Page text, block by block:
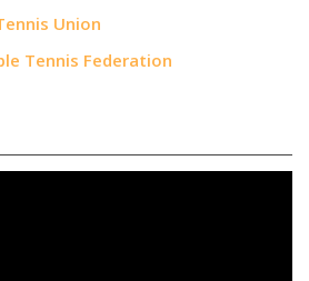
Union
Tennis Federation